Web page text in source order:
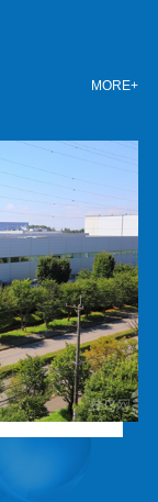
MORE+